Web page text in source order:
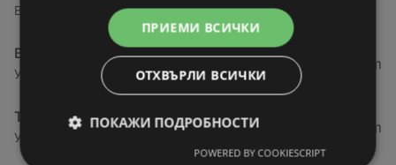
Видин
BILLA
Ул. „Райна Княгиня“ 3, 3700 Видин
28,72 km
T MARKET
Ул. Железничарска № 19, 3700 Видин
28,91 km
ПРИЕМИ ВСИЧКИ
ОТХВЪРЛИ ВСИЧКИ
ПОКАЖИ ПОДРОБНОСТИ
POWERED BY COOKIESCRIPT